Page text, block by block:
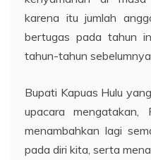
karena itu jumlah
bertugas pada tahun
tahun-tahun sebelumnya.
Bupati Kapuas Hulu
upacara mengatakan,
menambahkan lagi
pada diri kita, serta